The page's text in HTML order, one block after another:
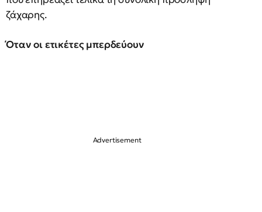
ζάχαρης.
Όταν οι ετικέτες μπερδεύουν